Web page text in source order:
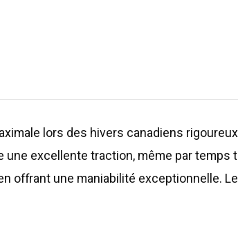
lors des hivers canadiens
excellente traction, même par temps
une maniabilité exceptionnelle.